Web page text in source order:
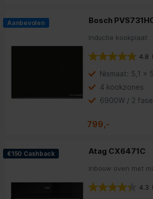
Aanbevolen Bosch
Inductie kookplaat
4.8
Nismaat: 5,1 x
4 kookzones
6900W / 2
799,-
€150 Cashback Atag CX6471C
Inbouw oven met
4.3